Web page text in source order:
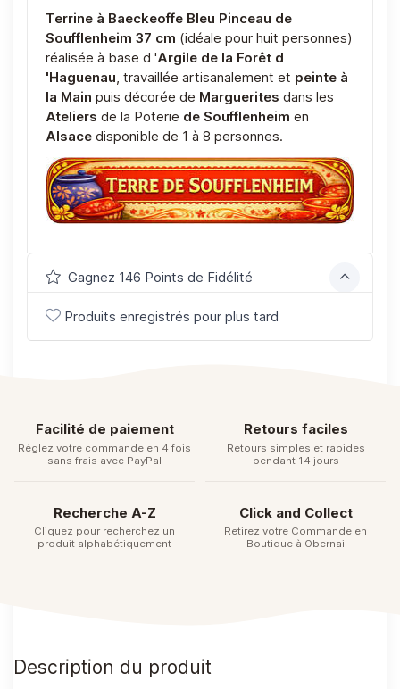
Terrine à Baeckeoffe Bleu Pinceau de
Soufflenheim 37 cm (idéale pour huit personnes)
réalisée à base d 'Argile de la Forêt d
'Haguenau , travaillée artisanalement et peinte à
la Main puis décorée de Marguerites dans les
Ateliers de la Poterie de Soufflenheim en
Alsace disponible de 1 à 8 personnes.
Gagnez 146 Points de Fidélité
Produits enregistrés pour plus tard
Facilité de paiement
Réglez votre commande en 4 fois
sans frais avec PayPal
Retours faciles
Retours simples et rapides
pendant 14 jours
Recherche A-Z
Cliquez pour recherchez un
produit alphabétiquement
Click and Collect
Retirez votre Commande en
Boutique à Obernai
Description du produit